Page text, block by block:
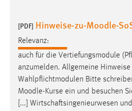
[PDF] Hinweise-zu-Moodle-
Relevanz:
auch für die Vertiefungsmodule
anzumelden. Allgemeine Hinweise
Wahlpflichtmodulen Bitte
Moodle-Kurse ein und besuchen
[...] Wirtschaftsingenieurwesen
STATISTIK
Statistik Cookies erfassen
Diese Informationen helfen uns
unsere Besucher unsere